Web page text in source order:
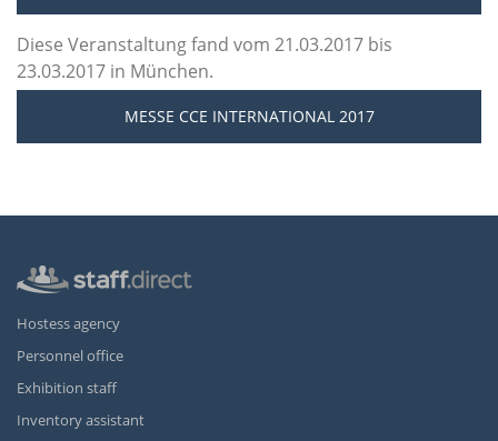
Diese Veranstaltung fand vom 21.03.2017 bis
23.03.2017 in München.
MESSE CCE INTERNATIONAL 2017
Hostess agency
Personnel office
Exhibition staff
Inventory assistant